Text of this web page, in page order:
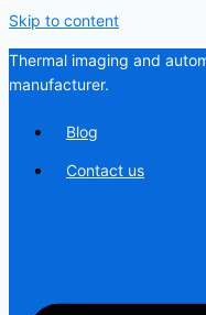
Skip to content
Thermal imaging and
manufacturer.
Blog
Contact us